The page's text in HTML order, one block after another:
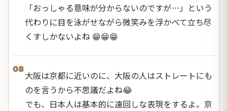
「おっしゃる意味が分からないのですが…」という
代わりに目を泳がせながら微笑みを浮かべて立ち尽
くすしかないよね 😁😁😁
08
大阪は京都に近いのに、大阪の人はストレートにも
のを言うから不思議だよね😂
でも、日本人は基本的に遠回しな表現をするよ。京